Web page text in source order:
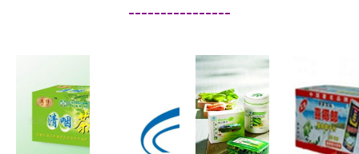
----------------